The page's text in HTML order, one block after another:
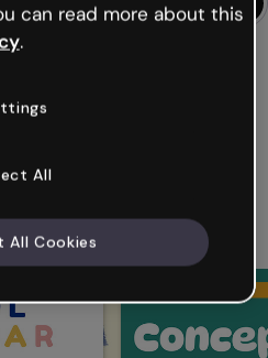
can read more about this
.
All
All Cookies